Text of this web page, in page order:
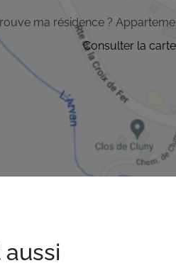
ma résidence ?
Consulter la carte